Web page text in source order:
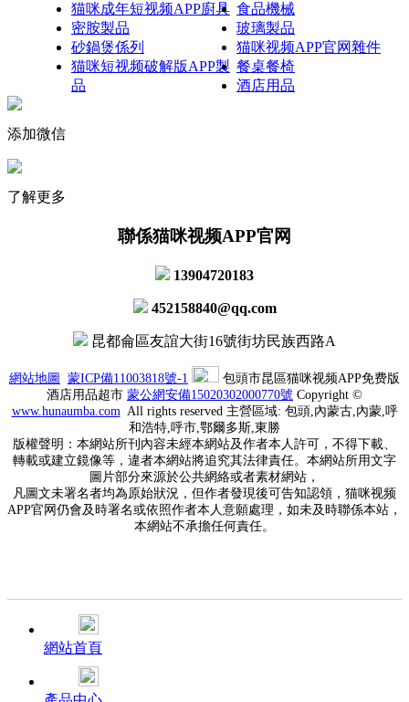
猫咪成年短视频APP廚具 食品機械
密胺製品
玻璃製品
砂鍋煲係列
猫咪视频APP官网雜件
猫咪短视频破解版APP製
品
餐桌餐椅
酒店用品
添加微信
了解更多
聯係猫咪视频APP官网
13904720183
452158840@qq.com
昆都侖區友誼大街16號街坊民族西路A
網站地圖 蒙ICP備11003818號-1
包頭市昆區猫咪视频APP免费版
酒店用品超市 蒙公網安備15020302000770號 Copyright ©
www. hunaumba.com All rights reserved 主營區域: 包頭,內蒙古,內蒙,呼
和浩特,呼市,鄂爾多斯,東勝
版權聲明：本網站所刊內容未經本網站及作者本人許可，不得下載、
轉載或建立鏡像等，違者本網站將追究其法律責任。本網站所用文字
圖片部分來源於公共網絡或者素材網站，
凡圖文未署名者均為原始狀況，但作者發現後可告知認領，猫咪视频
APP官网仍會及時署名或依照作者本人意願處理，如未及時聯係本站，
本網站不承擔任何責任。
網站首頁